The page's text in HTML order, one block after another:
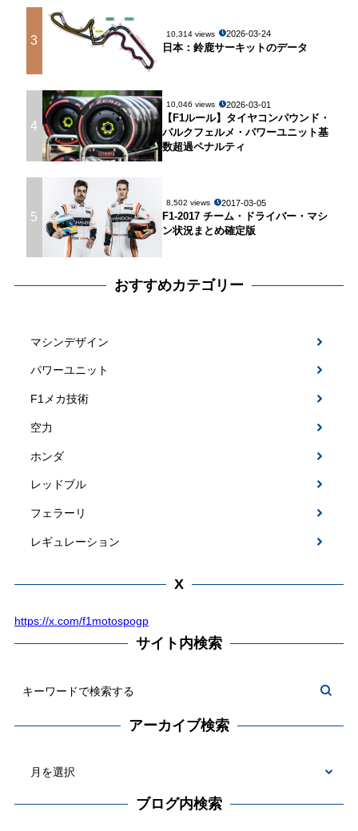
3 10,314 views 2026-03-24
日本：鈴鹿サーキットのデータ
4
10,046 views 2026-03-01
【F1ルール】タイヤコンパウンド・
パルクフェルメ・パワーユニット基
数超過ペナルティ
5
8,502 views 2017-03-05
F1-2017 チーム・ドライバー・マシ
ン状況まとめ確定版
おすすめカテゴリー
マシンデザイン
パワーユニット
F1メカ技術
空力
ホンダ
レッドブル
フェラーリ
レギュレーション
X
https://x.com/f1motospogp
サイト内検索
アーカイブ検索
ブログ内検索